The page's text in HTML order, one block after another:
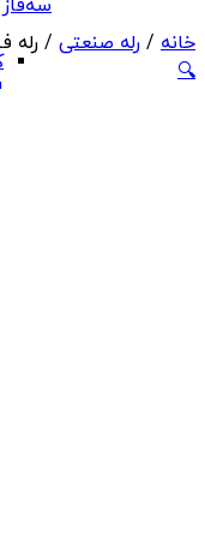
رله
سه‌فاز
تابلو،
خانه / رله صنعتی / رله
🔍